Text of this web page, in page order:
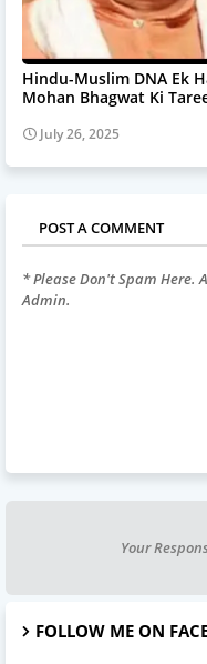
Hindu-Muslim DNA Ek
Mohan Bhagwat Ki
July 26, 2025
POST A COMMENT
* Please Don't Spam Here.
Admin.
Your
FOLLOW ME ON